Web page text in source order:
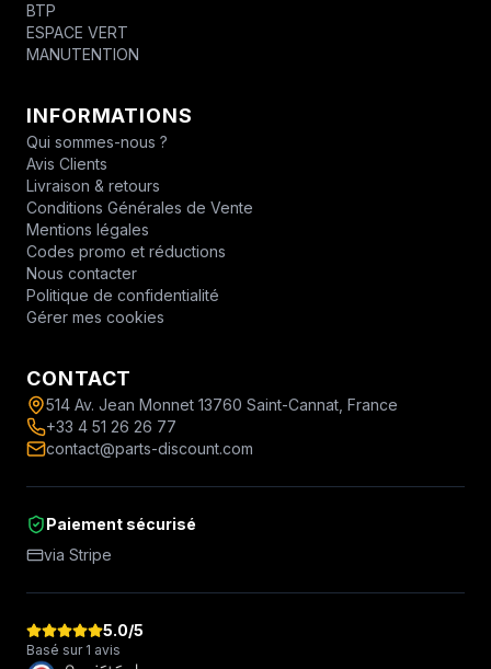
BTP
ESPACE VERT
MANUTENTION
INFORMATIONS
Qui sommes-nous ?
Avis Clients
Livraison & retours
Conditions Générales de Vente
Mentions légales
Codes promo et réductions
Nous contacter
Politique de confidentialité
Gérer mes cookies
CONTACT
514 Av. Jean Monnet 13760 Saint-Cannat, France
+33 4 51 26 26 77
contact@parts-discount.com
Paiement sécurisé
via Stripe
5.0/5
Basé sur 1 avis